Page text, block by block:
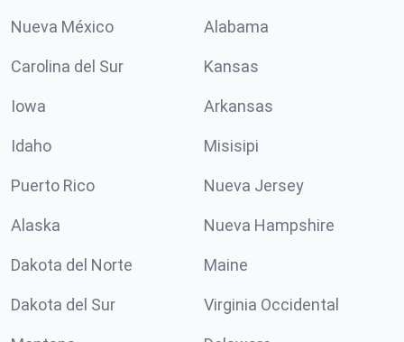
Nueva México Alabama
Carolina del Sur Kansas
Iowa Arkansas
Idaho Misisipi
Puerto Rico Nueva Jersey
Alaska Nueva Hampshire
Dakota del Norte Maine
Dakota del Sur Virginia Occidental